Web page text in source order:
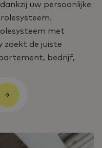
uw persoonlijke
met
zoekt de juiste
bedrijf,